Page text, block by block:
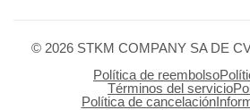
© 2026 STKM COMPANY SA DE
Política de reembolso
Términos del servicio
Política de cancelación